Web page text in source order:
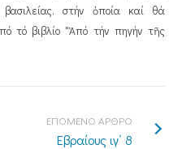
στήν ὁποία καί θά
τό βιβλίο "Ἀπό τήν πηγήν τῆς
ΕΠΟΜΕΝΟ ΑΡΘΡΟ
Εβραίους ιγ΄ 8